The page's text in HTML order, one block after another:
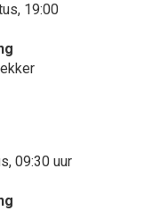
19:00
09:30 uur